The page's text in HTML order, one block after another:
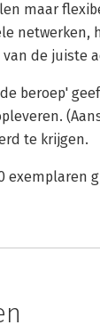
maar
netwerken,
de juiste
beroep'
te krijgen.
exemplaren